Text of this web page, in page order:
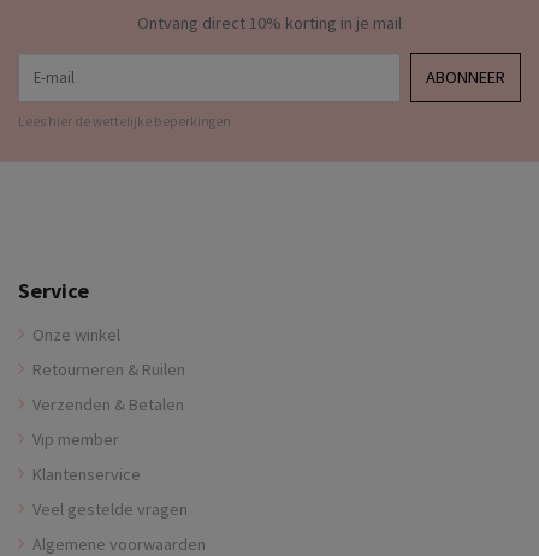
Ontvang direct 10% korting in je mail
ABONNEER
Lees hier de wettelijke beperkingen
Service
Onze winkel
Retourneren & Ruilen
Verzenden & Betalen
Vip member
Klantenservice
Veel gestelde vragen
Algemene voorwaarden